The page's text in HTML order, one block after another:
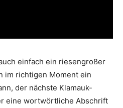
einfach ein riesengroßer
im richtigen Moment ein
der nächste Klamauk-
eine wortwörtliche Abschrift